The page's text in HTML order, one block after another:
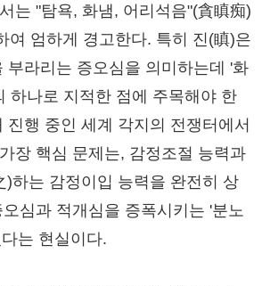
는 "탐욕, 화냄, 어리석음"(貪瞋痴)
여 엄하게 경고한다. 특히 진(瞋)은
부라리는 증오심을 의미하는데 '화
하나로 지적한 점에 주목해야 한
진행 중인 세계 각지의 전쟁터에서
장 핵심 문제는, 감정조절 능력과
)하는 감정이입 능력을 완전히 상
심과 적개심을 증폭시키는 '분노
는 현실이다.